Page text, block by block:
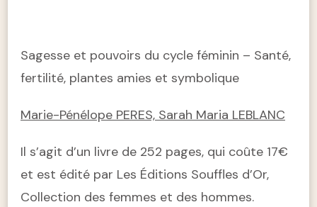
Sagesse et pouvoirs du cycle féminin – Santé,
fertilité, plantes amies et symbolique
Marie-Pénélope PERES, Sarah Maria LEBLANC
Il s’agit d’un livre de 252 pages, qui coûte 17€
et est édité par Les Éditions Souffles d’Or,
Collection des femmes et des hommes.